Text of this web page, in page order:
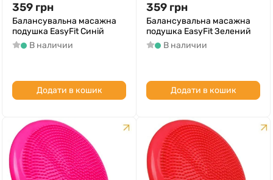
359 грн
Балансувальна масажна
подушка EasyFit Синій
В наличии
Додати в кошик
359 грн
Балансувальна масажна
подушка EasyFit Зелений
В наличии
Додати в кошик